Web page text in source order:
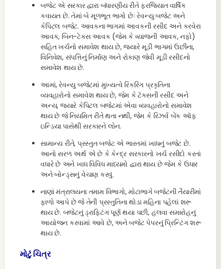
બજેટ એ સરકાર દ્વારા બંધારણીય રીતે ફરજિયાત વાર્ષિક
કવાયત છે. તેમાં બે મૂળભૂત ભાગો છેઃ રેવન્યુ બજેટ અને
કેપિટલ બજેટ. આવકના ભાગમાં આવકની રસીદ અને કરવેરા
આવક, બિન-ટેક્સ આવક (જેમ કે વ્યાજની આવક, નફો)
સહિત ખર્ચનો સમાવેશ થાય છે, જ્યારે મૂડી ભાગમાં ઉછીના,
વિનિવેશ, સંપત્તિનું નિર્માણ અને રોકાણ જેવી મૂડી રસીદનો
સમાવેશ થાય છે.
આમાં, રેવન્યુ બજેટમાં મુખ્યત્વે રિકરિંગ પ્રકૃતિના
વ્યવહારોનો સમાવેશ થાય છે, જેમ કે ટૅક્સની રસીદ અને
અન્ય, જ્યારે કેપિટલ બજેટમાં એવા વ્યવહારોનો સમાવેશ
થાય છે જે નિયમિત રીતે થતા નથી, જેમ કે રિઝર્વ બેંક ઑફ
ઇન્ડિયા પાસેથી સરકારને લોન.
સામાન્ય રીતે, પ્રસ્તુત બજેટ એ ભારતમાં ખાધનું બજેટ છે.
આનો સરળ અર્થ એ છે કે કેન્દ્ર સરકારનો ખર્ચ રસીદો કરતાં
વધારે છે અને ખાધ વિવિધ માધ્યમો દ્વારા થાય છે જેમ કે ઉધાર
અને બોન્ડ્સનું વેચાણ કરવું.
નાણાં મંત્રાલયના તમામ વિભાગો, મોટાભાગે બજેટની તૈયારીમાં
ફાળો આપે છે જે તેની પ્રસ્તુતિના થોડા મહિના પહેલાં શરૂ
થાય છે. બજેટનું ડ્રાફ્ટિંગ પૂર્ણ થયા પછી, હલવા સમારોહનું
આયોજન કરવામાં આવે છે, અને બજેટ પેપરનું પ્રિન્ટિંગ શરૂ
થાય છે.
મોટું ચિત્ર